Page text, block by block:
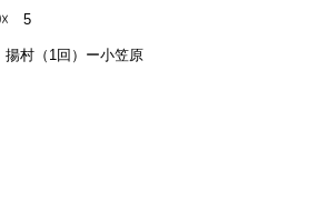
5
揚村（1回）ー小笠原